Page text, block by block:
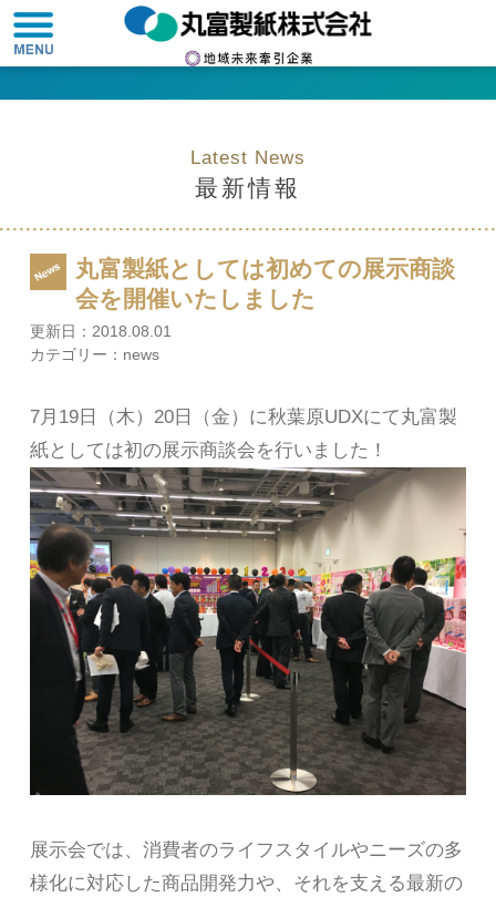
Latest News
最新情報
丸富製紙としては初めての展示商談
会を開催いたしました
更新日： 2018.08.01
カテゴリー： news
7月19日（木）20日（金）に秋葉原UDXにて丸富製
紙としては初の展示商談会を行いました！
展示会では、消費者のライフスタイルやニーズの多
様化に対応した商品開発力や、それを支える最新の